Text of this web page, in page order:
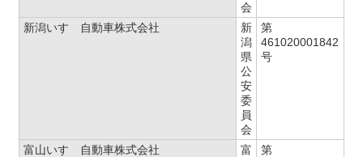
会
新潟いすゞ自動車株式会社
新
潟
県
公
安
委
員
会
第
461020001842
号
富山いすゞ自動車株式会社
富
第